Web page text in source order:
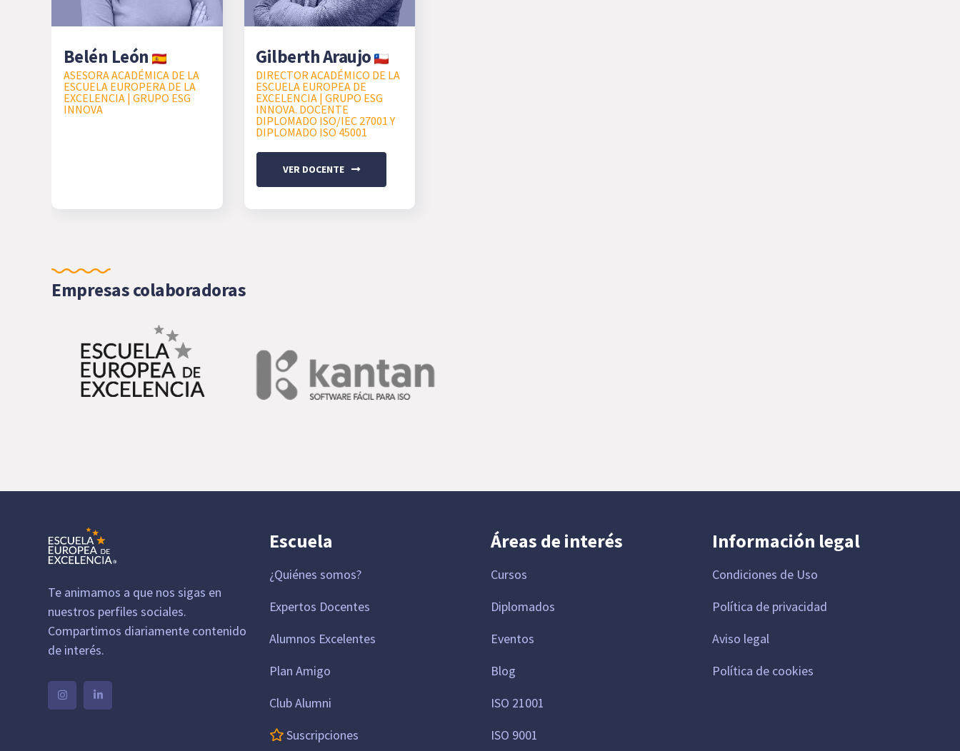
Belén León
ASESORA ACADÉMICA DE LA
ESCUELA EUROPERA DE LA
EXCELENCIA | GRUPO ESG
INNOVA
Gilberth Araujo
DIRECTOR ACADÉMICO DE LA
ESCUELA EUROPEA DE
EXCELENCIA | GRUPO ESG
INNOVA. DOCENTE
DIPLOMADO ISO/IEC 27001 Y
DIPLOMADO ISO 45001
VER DOCENTE
Empresas colaboradoras
Te animamos a que nos sigas en
nuestros perfiles sociales.
Compartimos diariamente contenido
de interés.
Escuela
¿Quiénes somos?
Expertos Docentes
Alumnos Excelentes
Plan Amigo
Club Alumni
Suscripciones
Áreas de interés
Cursos
Diplomados
Eventos
Blog
ISO 21001
ISO 9001
Información legal
Condiciones de Uso
Política de privacidad
Aviso legal
Política de cookies